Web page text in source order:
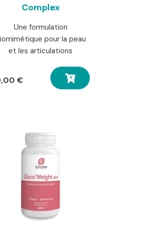
Complex
Une formulation
pour la peau
et les articulations
€